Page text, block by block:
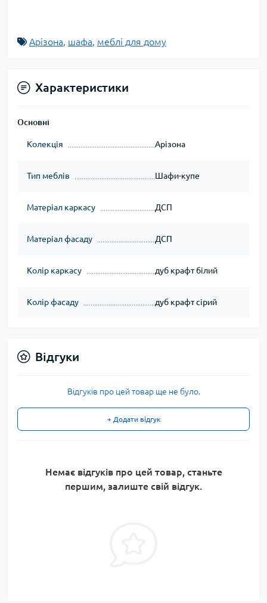
Арізона шафа меблі для дому
Характеристики
Основні
Колекція Арізона
Тип меблів Шафи-купе
Матеріал каркасу ДСП
Матеріал фасаду ДСП
Колір каркасу дуб крафт білий
Колір фасаду дуб крафт сірий
Відгуки
Відгуків про цей товар ще не було.
+ Додати відгук
Немає відгуків про цей товар, станьте
першим, залиште свій відгук.